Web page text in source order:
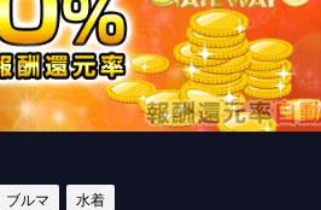
ブルマ 水着